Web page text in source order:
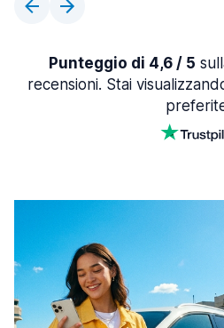
Punteggio di 4,6 / 5
recensioni. Stai